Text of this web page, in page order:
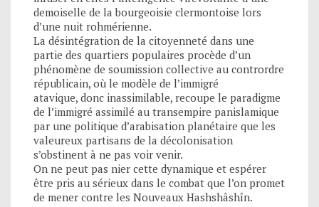
demoiselle de la bourgeoisie clermontoise lors
d’une nuit rohmérienne.
La désintégration de la citoyenneté dans une
partie des quartiers populaires procède d’un
phénomène de soumission collective au contrordre
républicain, où le modèle de l’immigré
atavique, donc inassimilable, recoupe le paradigme
de l’immigré assimilé au transempire panislamique
par une politique d’arabisation planétaire que les
valeureux partisans de la décolonisation
s’obstinent à ne pas voir venir.
On ne peut pas nier cette dynamique et espérer
être pris au sérieux dans le combat que l’on promet
de mener contre les Nouveaux Hashshâshîn.